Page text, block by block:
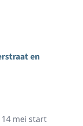
en
14 mei start